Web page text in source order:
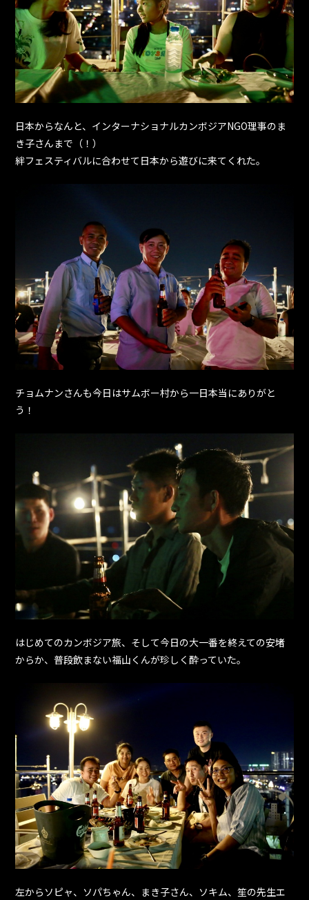
日本からなんと、インターナショナルカンボジアNGO理事のま
き子さんまで（！）
絆フェスティバルに合わせて日本から遊びに来てくれた。
チョムナンさんも今日はサムボー村から一日本当にありがと
う！
はじめてのカンボジア旅、そして今日の大一番を終えての安堵
からか、普段飲まない福山くんが珍しく酔っていた。
左からソピャ、ソパちゃん、まき子さん、ソキム、笙の先生エ